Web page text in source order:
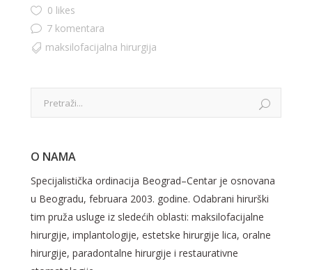
0 likes
7 komentara
maksilofacijalna hirurgija
O NAMA
Specijalistička ordinacija Beograd–Centar je osnovana
u Beogradu, februara 2003. godine. Odabrani hirurški
tim pruža usluge iz sledećih oblasti: maksilofacijalne
hirurgije, implantologije, estetske hirurgije lica, oralne
hirurgije, paradontalne hirurgije i restaurativne